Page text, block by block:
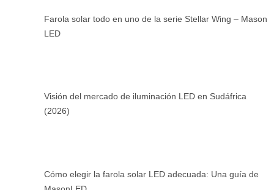
Farola solar todo en uno de la serie Stellar Wing – Mason
LED
Visión del mercado de iluminación LED en Sudáfrica
(2026)
Cómo elegir la farola solar LED adecuada: Una guía de